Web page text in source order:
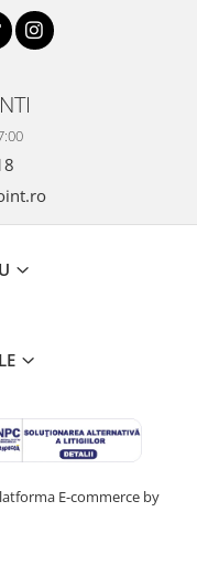
E-commerce by